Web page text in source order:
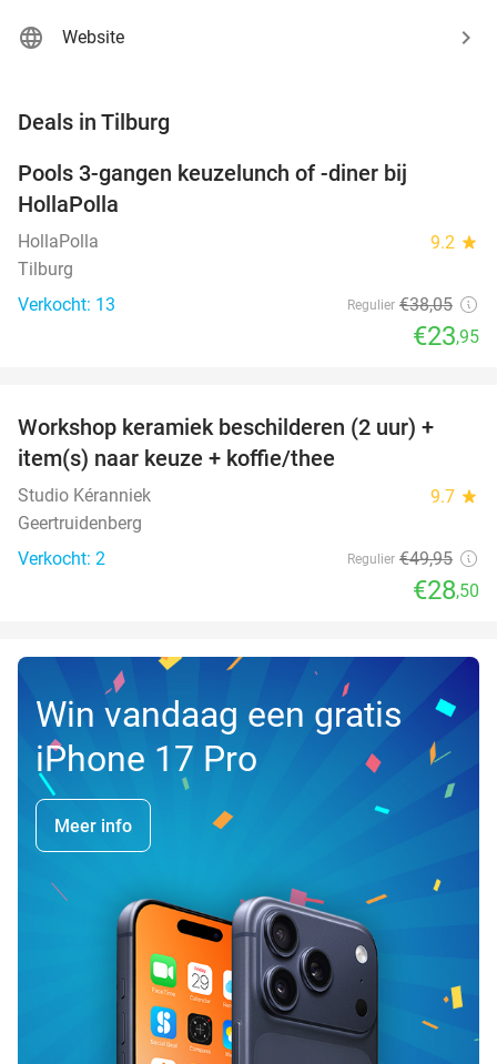
Website
Deals in Tilburg
TODAY
Pools 3-gangen keuzelunch of -diner bij
HollaPolla
HollaPolla 9.2 star
Tilburg
Verkocht: 13
Regulier €38,05
€23,95
43%
TODAY
Workshop keramiek beschilderen (2 uur) +
item(s) naar keuze + koffie/thee
Studio Kéranniek 9.7 star
Geertruidenberg
Verkocht: 2
Regulier €49,95
€28,50
Win vandaag een gratis
iPhone 17 Pro
Meer info